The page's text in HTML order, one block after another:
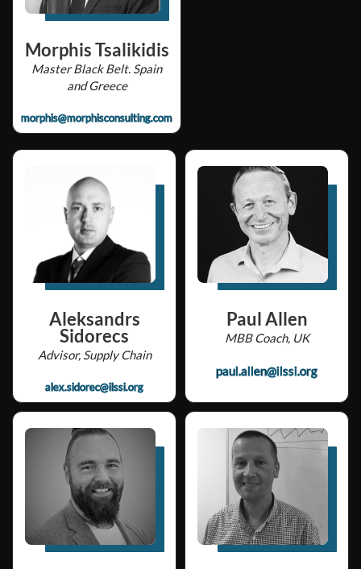
Morphis Tsalikidis
Master Black Belt. Spain
and Greece
morphis@morphisconsulting.com
Aleksandrs
Sidorecs
Advisor, Supply Chain
alex.sidorec@ilssi.org
Paul Allen
MBB Coach, UK
paul.allen@ilssi.org